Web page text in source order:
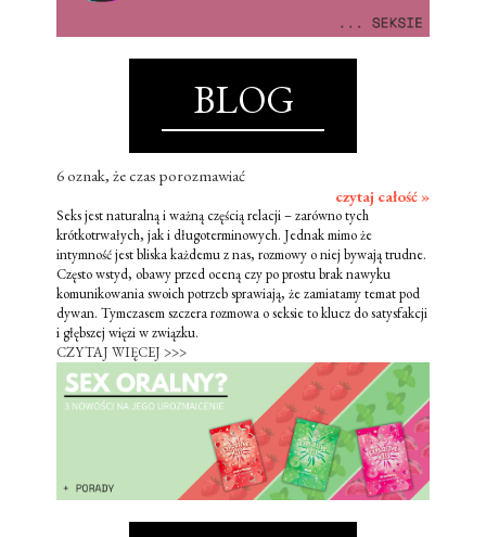
BLOG
6 oznak, że czas porozmawiać
czytaj całość »
Seks jest naturalną i ważną częścią relacji – zarówno tych
krótkotrwałych, jak i długoterminowych. Jednak mimo że
intymność jest bliska każdemu z nas, rozmowy o niej bywają trudne.
Często wstyd, obawy przed oceną czy po prostu brak nawyku
komunikowania swoich potrzeb sprawiają, że zamiatamy temat pod
dywan. Tymczasem szczera rozmowa o seksie to klucz do satysfakcji
i głębszej więzi w związku.
CZYTAJ WIĘCEJ >>>